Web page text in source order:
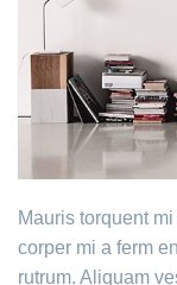
Mauris torquent
corper mi a ferm
rutrum. Aliquam